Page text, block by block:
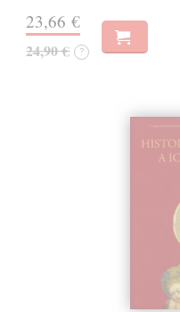
23,66 €
24,90 € ?